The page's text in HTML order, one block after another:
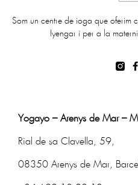
Som un centre de ioga que oferim
Iyengar i per a la
Yogayo – Arenys de Mar –
Rial de sa Clavella, 59,
08350 Arenys de Mar,